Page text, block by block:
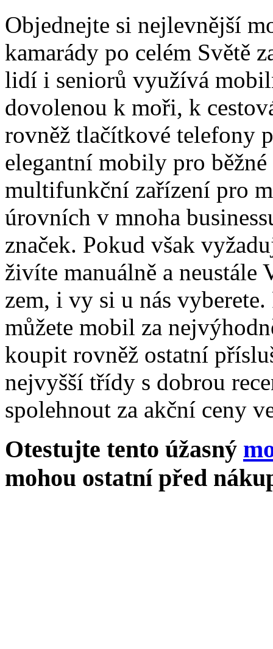
Objednejte si nejlevnější
kamarády po celém Světě
lidí i seniorů využívá
dovolenou k moři, k
rovněž tlačítkové telefony
elegantní mobily pro
multifunkční zařízení pro
úrovních v mnoha
značek. Pokud však
živíte manuálně a neustále
zem, i vy si u nás
můžete mobil za
koupit rovněž ostatní
nejvyšší třídy s dobrou
spolehnout za akční ceny
Otestujte tento úžasný
mohou ostatní před